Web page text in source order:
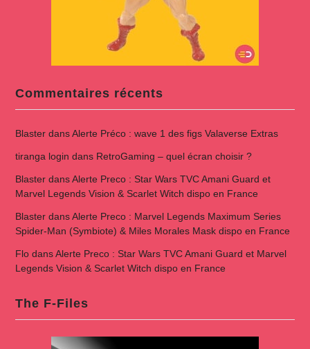
Commentaires récents
BlasterdansAlerte Préco : wave 1 des figs Valaverse Extras
tiranga login dans RetroGaming – quel écran choisir ?
BlasterdansAlerte Preco : Star Wars TVC Amani Guard et
Marvel Legends Vision & Scarlet Witch dispo en France
BlasterdansAlerte Preco : Marvel Legends Maximum Series
Spider-Man (Symbiote) & Miles Morales Mask dispo en France
FlodansAlerte Preco : Star Wars TVC Amani Guard et Marvel
Legends Vision & Scarlet Witch dispo en France
The F-Files